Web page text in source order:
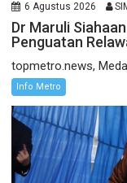
6 Agustus 2026
Dr Maruli
Penguatan
topmetro.news,
Info Metro